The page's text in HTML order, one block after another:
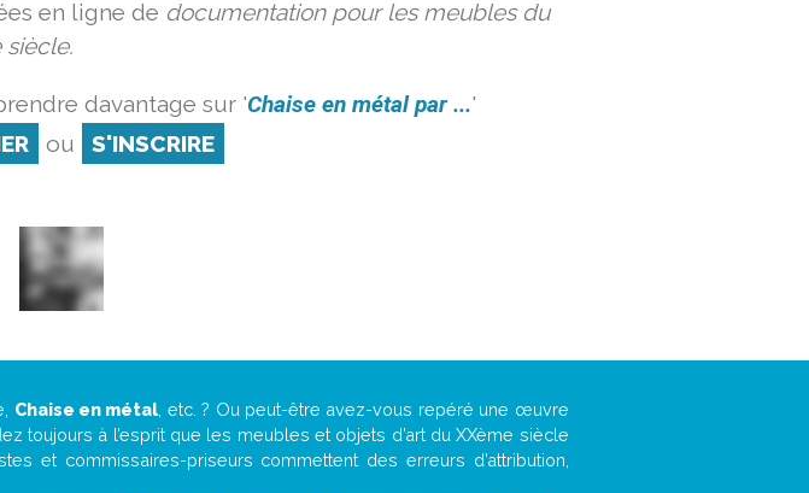
en ligne de documentation pour les meubles du
siècle.
davantage sur 'Chaise en métal par ...'
ou S'INSCRIRE
Chaise en métal , etc. ? Ou peut-être avez-vous repéré une œuvre
toujours à l’esprit que les meubles et objets d’art du XXème siècle
et commissaires-priseurs commettent des erreurs d’attribution,